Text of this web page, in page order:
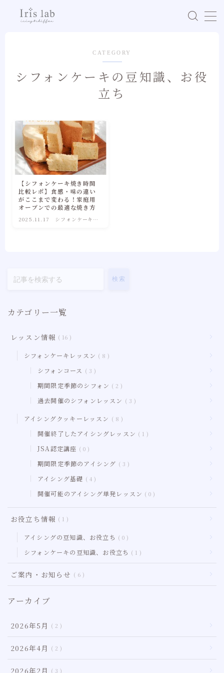
アイシングレッスン
教室について
教室コンセプト&プロフィール
生徒様の声
ご予約〜当日の流れ
レッスンポリシー
CATEGORY
シフォンケーキの豆知識、お役
立ち
【シフォンケーキ焼き時間
比較レポ】食感・味の違い
がここまで変わる！家庭用
オーブンでの最適な焼き方
2025.11.17
シフォンケーキの
検索
カテゴリー一覧
レッスン情報 16
シフォンケーキレッスン 8
シフォンコース 3
期間限定季節のシフォン 2
過去開催のシフォンレッスン 3
アイシングクッキーレッスン 8
開催終了したアイシングレッスン 1
JSA認定講座 0
期間限定季節のアイシング 3
アイシング基礎 4
開催可能のアイシング単発レッスン 0
お役立ち情報 1
アイシングの豆知識、お役立ち 0
シフォンケーキの豆知識、お役立ち 1
ご案内・お知らせ 6
アーカイブ
2026年5月 2
2026年4月 2
2026年2月 3